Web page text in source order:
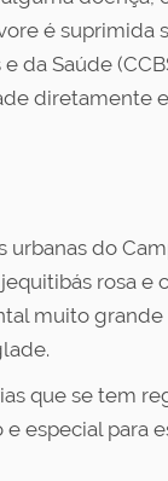
é suprimida
da Saúde
diretamente
urbanas do
rosa e
muito grande
que se tem
especial para